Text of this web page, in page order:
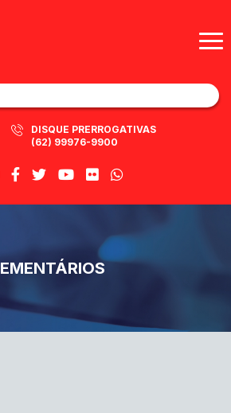
DISQUE PRERROGATIVAS
(62) 99976-9900
EMENTÁRIOS